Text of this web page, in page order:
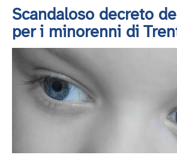
Scandaloso decreto
per i minorenni di